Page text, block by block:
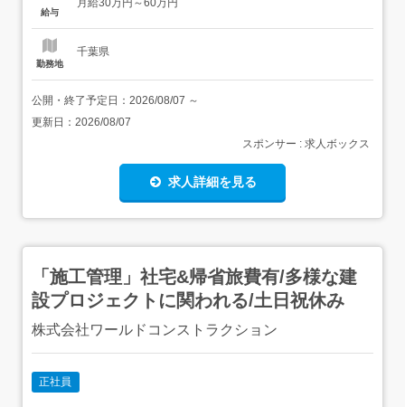
ジ・将来的にはプロジェクトリーダーやクラウドエンジニ
給与
月給30万円～60万円
勤務地
千葉県
公開・終了予定日： 2026/08/07 ～
更新日： 2026/08/07
スポンサー : 求人ボックス
求人詳細を見る
「施工管理」社宅&帰省旅費有/多様な建
設プロジェクトに関われる/土日祝休み
株式会社ワールドコンストラクション
正社員